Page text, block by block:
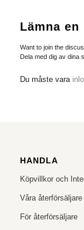
Lämna en
Want to join the
Dela med dig av dina
Du måste vara
HANDLA
Köpvillkor och
Våra återförsäljare
För återförsäljare